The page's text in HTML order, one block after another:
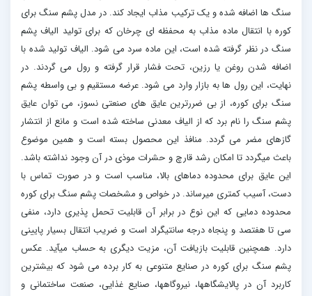
سنگ ها اضافه شده و یک ترکیب مذاب ایجاد کند. در مدل پشم سنگ برای
کوره با انتقال ماده مذاب به محفظه ای چرخان که برای تولید الیاف پشم
سنگ در نظر گرفته شده است، این ماده سرد می شود. الیاف تولید شده با
اضافه شدن روغن یا رزین، تحت فشار قرار گرفته و رول می گردند. در
نهایت، این رول ها به بازار وارد می شود. عرضه مستقیم و بی واسطه پشم
سنگ برای کوره، از بی ضررترین عایق های صنعتی نسوز، می توان عایق
پشم سنگ را نام برد که از الیاف معدنی ساخته شده است و مانع از انتشار
گازهای مضر می گردد. منافذ این محصول بسته است و همین موضوع
باعث میگردد تا امکان رشد قارچ و حشرات موذی در آن وجود نداشته باشد.
این عایق برای محدوده دماهای بالا، مناسب است و در صورت تماس با
دست، آسیب کمتری میرساند. در خواص و مشخصات پشم سنگ برای کوره
محدوده دمایی که این نوع در برابر آن قابلیت تحمل پذیری دارد، منفی
سی تا هفتصد و پنجاه درجه سانتیگراد است و ضریب انتقال بسیار پایینی
دارد. همچنین قابلیت بازیافت آن، مزیت دیگری به حساب میآید. عکس
پشم سنگ برای کوره در صنایع متنوعی به کار برده می شود که بیشترین
کاربرد آن در پالایشگاهها، نیروگاهها، صنایع غذایی، صنعت ساختمانی و